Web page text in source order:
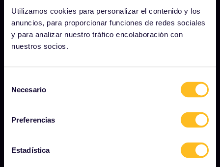
Utilizamos cookies para personalizar el contenido y los
anuncios, para proporcionar funciones de redes sociales
y para analizar nuestro tráfico encolaboración con
nuestros socios.
Necesario
Preferencias
Estadística
Carreras profesionales
Sala de prensa
Conviértete en uno de nuestros socios
EMPEZAR